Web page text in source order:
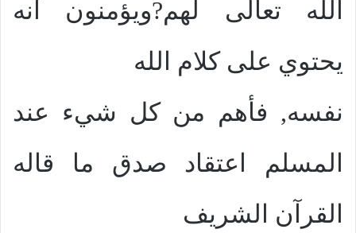
الله تعالى لهم?ويؤمنون أنه
يحتوي على كلام الله
نفسه, فأهم من كل شيء عند
المسلم اعتقاد صدق ما قاله
القرآن الشريف